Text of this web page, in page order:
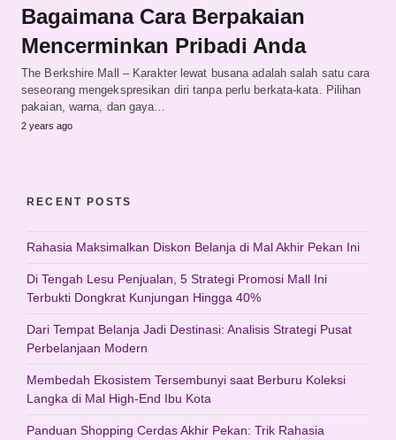
Bagaimana Cara Berpakaian
Mencerminkan Pribadi Anda
The Berkshire Mall – Karakter lewat busana adalah salah satu cara
seseorang mengekspresikan diri tanpa perlu berkata-kata. Pilihan
pakaian, warna, dan gaya…
2 years ago
RECENT POSTS
Rahasia Maksimalkan Diskon Belanja di Mal Akhir Pekan Ini
Di Tengah Lesu Penjualan, 5 Strategi Promosi Mall Ini
Terbukti Dongkrat Kunjungan Hingga 40%
Dari Tempat Belanja Jadi Destinasi: Analisis Strategi Pusat
Perbelanjaan Modern
Membedah Ekosistem Tersembunyi saat Berburu Koleksi
Langka di Mal High-End Ibu Kota
Panduan Shopping Cerdas Akhir Pekan: Trik Rahasia